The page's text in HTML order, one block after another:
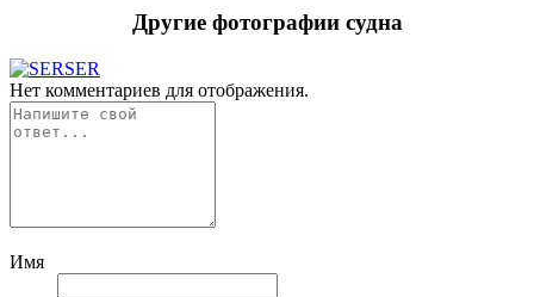
Другие фотографии судна
Нет комментариев для отображения.
Имя